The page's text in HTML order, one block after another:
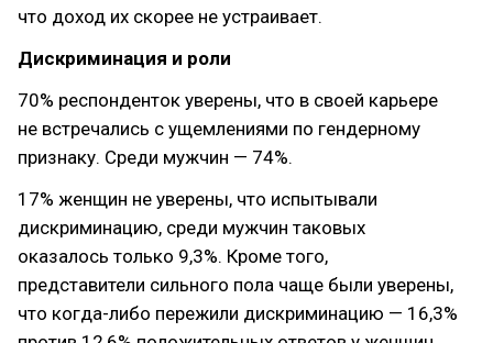
что доход их скорее не устраивает.
Дискриминация и роли
70% респонденток уверены, что в своей карьере
не встречались с ущемлениями по гендерному
признаку. Среди мужчин — 74%.
17% женщин не уверены, что испытывали
дискриминацию, среди мужчин таковых
оказалось только 9,3%. Кроме того,
представители сильного пола чаще были уверены,
что когда-либо пережили дискриминацию — 16,3%